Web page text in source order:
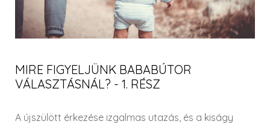
VIKI
MIRE FIGYELJÜNK BABABÚTOR
VÁLASZTÁSNÁL? - 1. RÉSZ
A újszülött érkezése izgalmas utazás, és a kiságy